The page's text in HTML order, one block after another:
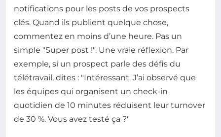
notifications pour les posts de vos prospects
clés. Quand ils publient quelque chose,
commentez en moins d’une heure. Pas un
simple "Super post !". Une vraie réflexion. Par
exemple, si un prospect parle des défis du
télétravail, dites : "Intéressant. J’ai observé que
les équipes qui organisent un check-in
quotidien de 10 minutes réduisent leur turnover
de 30 %. Vous avez testé ça ?"